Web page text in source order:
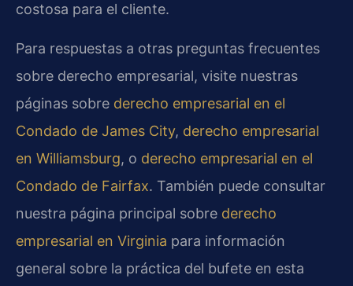
costosa para el cliente.
Para respuestas a otras preguntas frecuentes
sobre derecho empresarial, visite nuestras
páginas sobre derecho empresarial en el
Condado de James City, derecho empresarial
en Williamsburg, o derecho empresarial en el
Condado de Fairfax. También puede consultar
nuestra página principal sobre derecho
empresarial en Virginia para información
general sobre la práctica del bufete en esta